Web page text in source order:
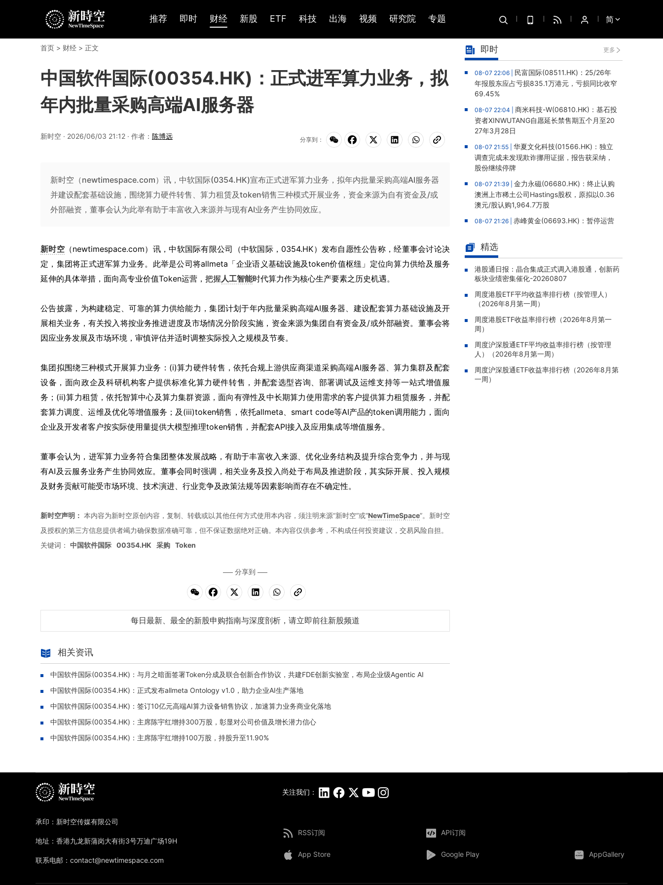
推荐 即时 财经 新股 ETF 科技 出海 视频 研究院 专题 简
首页 > 财经 > 正文
中国软件国际(00354.HK)：正式进军算力业务，拟
年内批量采购高端AI服务器
新时空 · 2026/06/03 21:12 · 作者： 陈博远 分享到：
新时空（newtimespace.com）讯，中软国际(0354.HK)宣布正式进军算力业务，拟年内批量采购高端AI服务器
并建设配套基础设施，围绕算力硬件转售、算力租赁及token销售三种模式开展业务，资金来源为自有资金及/或
外部融资，董事会认为此举有助于丰富收入来源并与现有AI业务产生协同效应。
新时空（newtimespace.com）讯，中软国际有限公司（中软国际，0354.HK）发布自愿性公告称，经董事会讨论决
定，集团将正式进军算力业务。此举是公司将allmeta「企业语义基础设施及token价值枢纽」定位向算力供给及服务
延伸的具体举措，面向高专业价值Token运营，把握人工智能时代算力作为核心生产要素之历史机遇。
公告披露，为构建稳定、可靠的算力供给能力，集团计划于年内批量采购高端AI服务器、建设配套算力基础设施及开
展相关业务，有关投入将按业务推进进度及市场情况分阶段实施，资金来源为集团自有资金及/或外部融资。董事会将
因应业务发展及市场环境，审慎评估并适时调整实际投入之规模及节奏。
集团拟围绕三种模式开展算力业务：(i)算力硬件转售，依托合规上游供应商渠道采购高端AI服务器、算力集群及配套
设备，面向政企及科研机构客户提供标准化算力硬件转售，并配套选型咨询、部署调试及运维支持等一站式增值服
务；(ii)算力租赁，依托智算中心及算力集群资源，面向有弹性及中长期算力使用需求的客户提供算力租赁服务，并配
套算力调度、运维及优化等增值服务；及(iii)token销售，依托allmeta、smart code等AI产品的token调用能力，面向
企业及开发者客户按实际使用量提供大模型推理token销售，并配套API接入及应用集成等增值服务。
董事会认为，进军算力业务符合集团整体发展战略，有助于丰富收入来源、优化业务结构及提升综合竞争力，并与现
有AI及云服务业务产生协同效应。董事会同时强调，相关业务及投入尚处于布局及推进阶段，其实际开展、投入规模
及财务贡献可能受市场环境、技术演进、行业竞争及政策法规等因素影响而存在不确定性。
新时空声明： 本内容为新时空原创内容，复制、转载或以其他任何方式使用本内容，须注明来源“新时空”或“NewTimeSpace”。新时空
及授权的第三方信息提供者竭力确保数据准确可靠，但不保证数据绝对正确。本內容仅供参考，不构成任何投资建议，交易风险自担。
关键词： 中国软件国际 00354.HK 采购 Token
分享到
每日最新、最全的新股申购指南与深度剖析，请立即前往新股频道
相关资讯
中国软件国际(00354.HK)：与月之暗面签署Token分成及联合创新合作协议，共建FDE创新实验室，布局企业级Agentic AI
中国软件国际(00354.HK)：正式发布allmeta Ontology v1.0，助力企业AI生产落地
中国软件国际(00354.HK)：签订10亿元高端AI算力设备销售协议，加速算力业务商业化落地
中国软件国际(00354.HK)：主席陈宇红增持300万股，彰显对公司价值及增长潜力信心
中国软件国际(00354.HK)：主席陈宇红增持100万股，持股升至11.90%
即时 更多
08-07 22:06 | 民富国际(08511.HK)：25/26年
年报股东应占亏损835.1万港元，亏损同比收窄
69.45%
08-07 22:04 | 商米科技-W(06810.HK)：基石投
资者XINWUTANG自愿延长禁售期五个月至20
27年3月28日
08-07 21:55 | 华夏文化科技(01566.HK)：独立
调查完成未发现欺诈挪用证据，报告获采纳，
股份继续停牌
08-07 21:39 | 金力永磁(06680.HK)：终止认购
澳洲上市稀土公司Hastings股权，原拟以0.36
澳元/股认购1,964.7万股
08-07 21:26 | 赤峰黄金(06693.HK)：暂停运营
人民币5,406万元
08-07 20:07 |灵宝黄金(03330.HK)：新疆哈巴
河勘查取得重大进展，保有金金属量由13.20吨
跃升至53.94吨
08-07 20:04 |迅策(03317.HK)：与天合算力订
立战略合作备忘，共探能源垂类大模型与Toke
n工厂商业化
08-07 20:02 |
中国泛半导体IMSS市场排名第三
08-07 19:47 | 浙能迈领绿航二次递表港交所，为
全球领先的绿色航运设备和系统提供商
08-07 19:09 |
精选
港股通日报：晶合集成正式调入港股通，创新药
板块业绩密集催化-20260807
周度港股ETF平均收益率排行榜（按管理人）
（2026年8月第一周）
周度港股ETF收益率排行榜（2026年8月第一
周）
周度沪深股通ETF平均收益率排行榜（按管理
人）（2026年8月第一周）
周度沪深股通ETF收益率排行榜（2026年8月第
一周）
关注我们：
RSS订阅 API订阅
App Store Google Play AppGallery
承印：新时空传媒有限公司
地址：香港九龙新蒲岗大有街3号万迪广场19H
联系电邮：contact@newtimespace.com